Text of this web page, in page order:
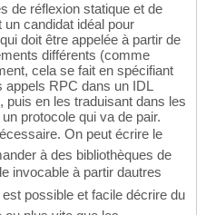
de réflexion statique et de
candidat idéal pour
doit être appelée à partir de
différents (comme
cela se fait en spécifiant
appels RPC dans un IDL
puis en les traduisant dans les
protocole qui va de pair.
On peut écrire le
à des bibliothèques de
invocable à partir dautres
possible et facile décrire du